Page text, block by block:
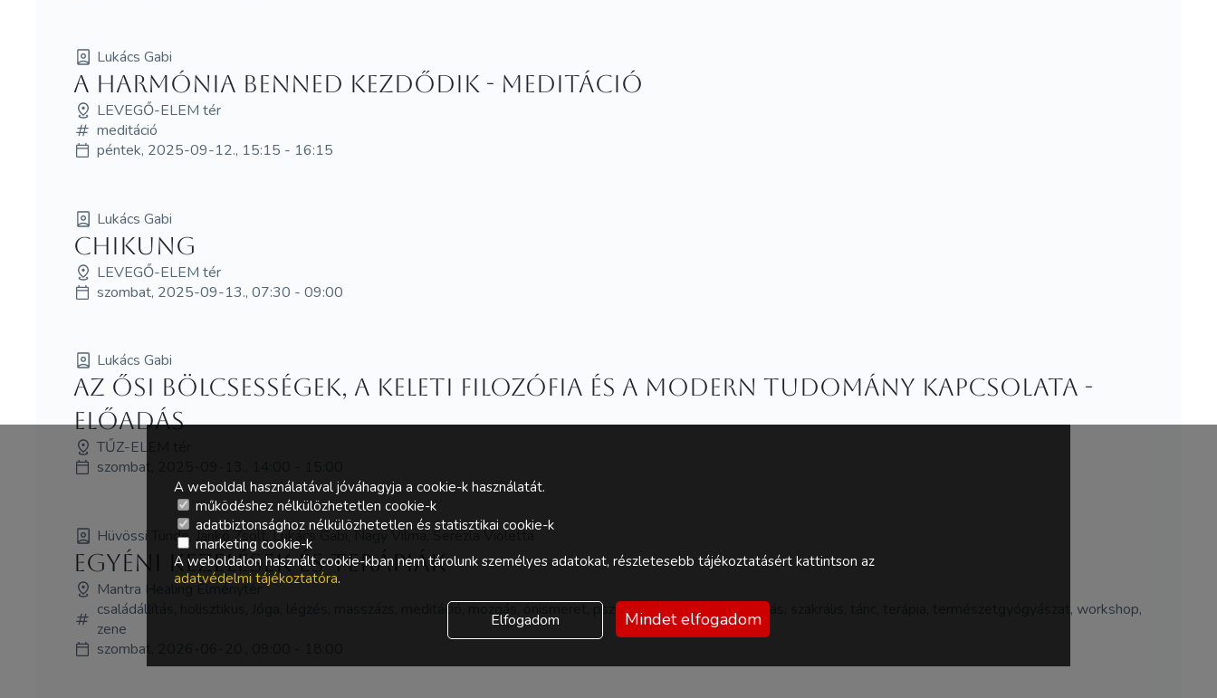
Lukács Gabi
A harmónia benned kezdődik - MEDITÁCIÓ
LEVEGŐ-ELEM tér
meditáció
péntek, 2025-09-12., 15:15 - 16:15
Lukács Gabi
Chikung
LEVEGŐ-ELEM tér
szombat, 2025-09-13., 07:30 - 09:00
Lukács Gabi
Az ősi bölcsességek, a keleti filozófia és a modern tudomány kapcsolata -
ELŐADÁS
TŰZ-ELEM tér
szombat, 2025-09-13., 14:00 - 15:00
Hüvössi Tünde, Jankó Zsolt, Lukács Gabi, Nagy Vilma, Serezla Violetta
Egyéni kezelések és terápiák
Mantra Healing Élménytér
családállítás, holisztikus, Jóga, légzés, masszázs, meditáció, mozgás, önismeret, pszichológia, Reiki, spiritualitás, szakrális, tánc, terápia, természetgyógyászat, workshop,
zene
szombat, 2026-06-20., 09:00 - 18:00
A weboldal használatával jóváhagyja a cookie-k használatát.
működéshez nélkülözhetetlen cookie-k
adatbiztonsághoz nélkülözhetetlen és statisztikai cookie-k
marketing cookie-k
A weboldalon használt cookie-kban nem tárolunk személyes adatokat, részletesebb tájékoztatásért kattintson az
adatvédelmi tájékoztatóra.
Elfogadom Mindet elfogadom